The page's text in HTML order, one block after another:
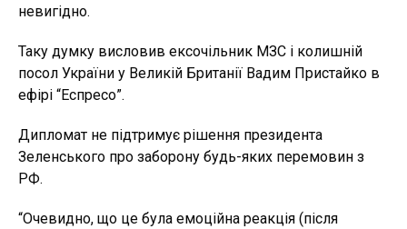
невигідно.
Таку думку висловив ексочільник МЗС і колишній
посол України у Великій Британії Вадим Пристайко в
ефірі “Еспресо”.
Дипломат не підтримує рішення президента
Зеленського про заборону будь-яких перемовин з
РФ.
“Очевидно, що це була емоційна реакція (після